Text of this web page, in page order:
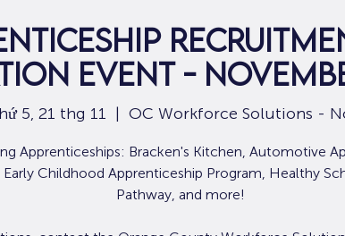
Event -
5, 21 thg 11
  |
OC Workforce Solutions -
Apprenticeships: Bracken's Kitchen, Automotive
Early Childhood Apprenticeship Program, Healthy
Pathway, and more!